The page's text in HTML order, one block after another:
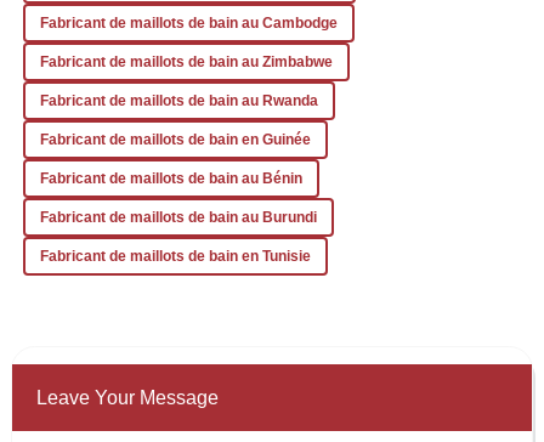
13 Janvier 2026
Fabricant de maillots de bain au Cambodge
Fabricant de maillots de bain au Zimbabwe
Fabricant de maillots de bain au Rwanda
Fabricant de maillots de bain en Guinée
Fabricant de maillots de bain au Bénin
Fabricant de maillots de bain au Burundi
Fabricant de maillots de bain en Tunisie
Leave Your Message